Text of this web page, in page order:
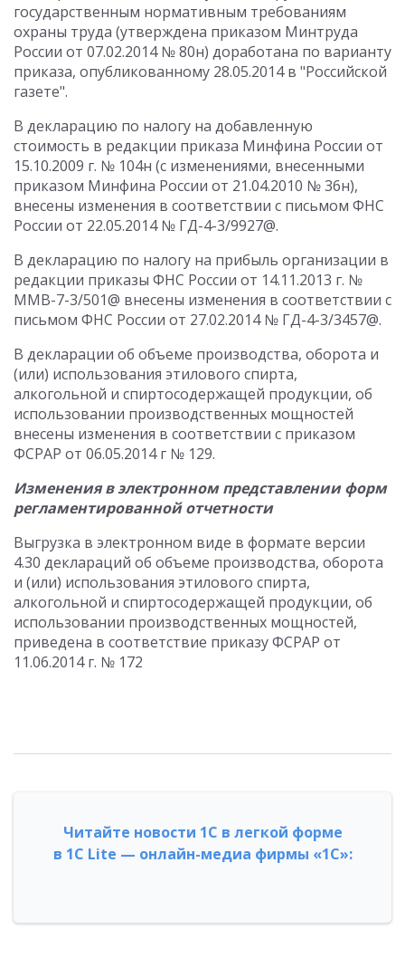
государственным нормативным требованиям
охраны труда (утверждена приказом Минтруда
России от 07.02.2014 № 80н) доработана по варианту
приказа, опубликованному 28.05.2014 в "Российской
газете".
В декларацию по налогу на добавленную
стоимость в редакции приказа Минфина России от
15.10.2009 г. № 104н (с изменениями, внесенными
приказом Минфина России от 21.04.2010 № 36н),
внесены изменения в соответствии с письмом ФНС
России от 22.05.2014 № ГД-4-3/9927@.
В декларацию по налогу на прибыль организации в
редакции приказы ФНС России от 14.11.2013 г. №
ММВ-7-3/501@ внесены изменения в соответствии с
письмом ФНС России от 27.02.2014 № ГД-4-3/3457@.
В декларации об объеме производства, оборота и
(или) использования этилового спирта,
алкогольной и спиртосодержащей продукции, об
использовании производственных мощностей
внесены изменения в соответствии с приказом
ФСРАР от 06.05.2014 г № 129.
Изменения в электронном представлении форм
регламентированной отчетности
Выгрузка в электронном виде в формате версии
4.30 деклараций об объеме производства, оборота
и (или) использования этилового спирта,
алкогольной и спиртосодержащей продукции, об
использовании производственных мощностей,
приведена в соответствие приказу ФСРАР от
11.06.2014 г. № 172
Читайте новости 1С в легкой форме
в 1С Lite — онлайн-медиа фирмы «1С»: